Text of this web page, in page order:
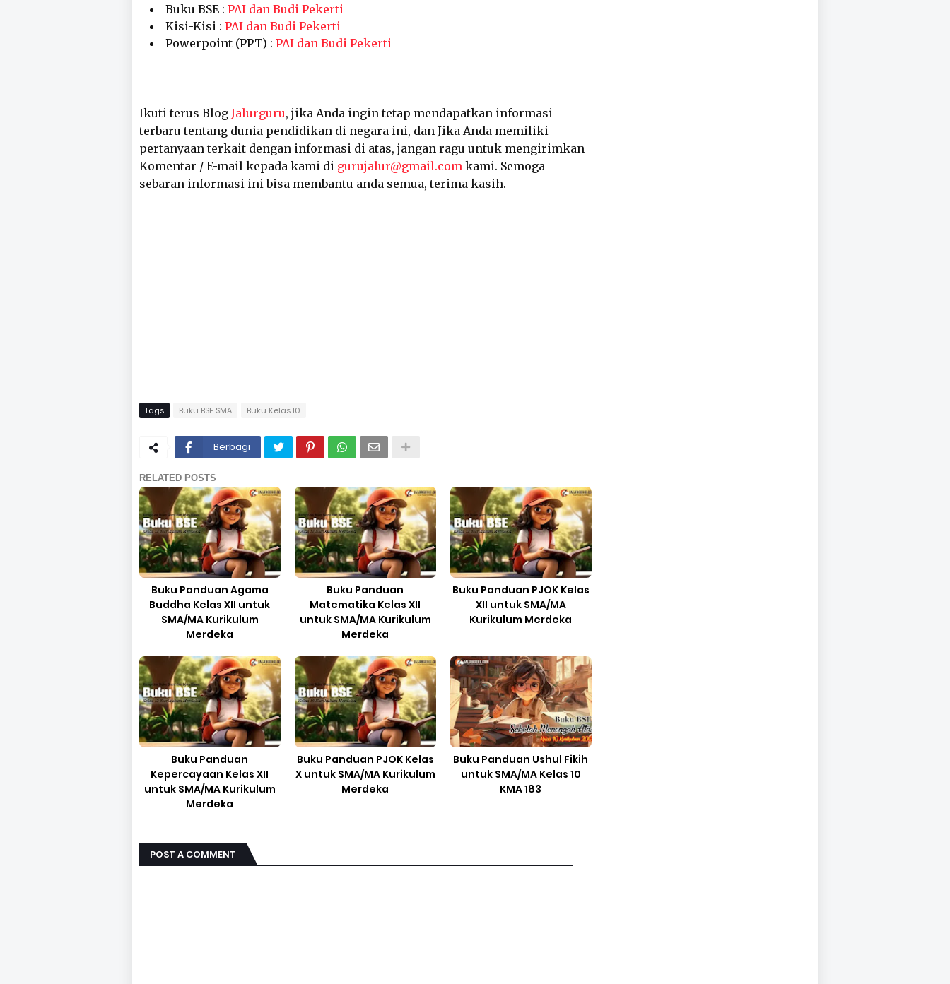
Buku BSE : PAI dan Budi Pekerti
Kisi-Kisi : PAI dan Budi Pekerti
Powerpoint (PPT) : PAI dan Budi Pekerti
Ikuti terus Blog Jalurguru, jika Anda ingin tetap mendapatkan informasi
terbaru tentang dunia pendidikan di negara ini, dan Jika Anda memiliki
pertanyaan terkait dengan informasi di atas, jangan ragu untuk mengirimkan
Komentar / E-mail kepada kami di gurujalur@gmail.com kami. Semoga
sebaran informasi ini bisa membantu anda semua, terima kasih.
Tags Buku BSE SMA Buku Kelas 10
Berbagi
RELATED POSTS
Buku Panduan Agama
Buddha Kelas XII untuk
SMA/MA Kurikulum
Merdeka
Buku Panduan
Matematika Kelas XII
untuk SMA/MA Kurikulum
Merdeka
Buku Panduan PJOK Kelas
XII untuk SMA/MA
Kurikulum Merdeka
Buku Panduan
Kepercayaan Kelas XII
untuk SMA/MA Kurikulum
Merdeka
Buku Panduan PJOK Kelas
X untuk SMA/MA Kurikulum
Merdeka
Buku Panduan Ushul Fikih
untuk SMA/MA Kelas 10
KMA 183
POST A COMMENT